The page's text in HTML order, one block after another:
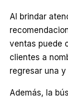
Al brindar
ventas puede
clientes a
regresar una
Además, la